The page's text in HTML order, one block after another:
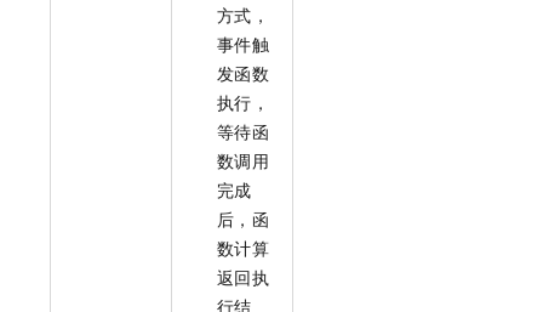
方式，
事件触
发函数
执行，
等待函
数调用
完成
后， 函
数计算
返回执
行结